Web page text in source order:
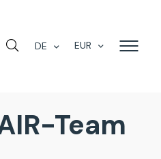
DE EUR
Team